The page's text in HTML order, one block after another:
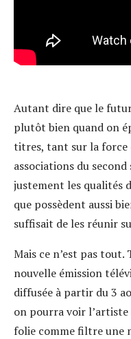
Autant dire que le
plutôt bien quand on
titres, tant sur la force
associations du
justement les qualités
que possèdent aussi
suffisait de les réunir
Mais ce n’est pas
nouvelle émission
diffusée à partir du 3
on pourra voir
folie comme filtre une